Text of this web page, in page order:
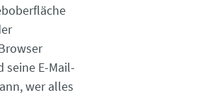
E-Mail-
wer alles